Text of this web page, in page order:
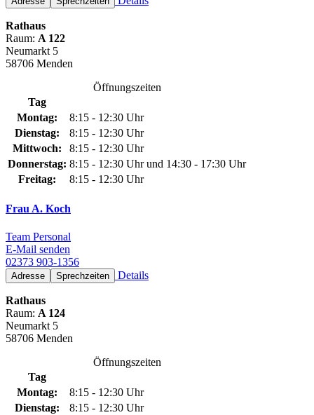
Rathaus
Raum: A 122
Neumarkt 5
58706 Menden
Öffnungszeiten
Tag
Montag:
8:15 - 12:30 Uhr
Dienstag:
8:15 - 12:30 Uhr
Mittwoch:
8:15 - 12:30 Uhr
Donnerstag: 8:15 - 12:30 Uhr und 14:30 - 17:30 Uhr
Freitag:
8:15 - 12:30 Uhr
Frau A. Koch
Team Personal
E-Mail senden
02373 903-1356
Adresse Sprechzeiten Details
Rathaus
Raum: A 124
Neumarkt 5
58706 Menden
Öffnungszeiten
Tag
Montag:
8:15 - 12:30 Uhr
Dienstag:
8:15 - 12:30 Uhr